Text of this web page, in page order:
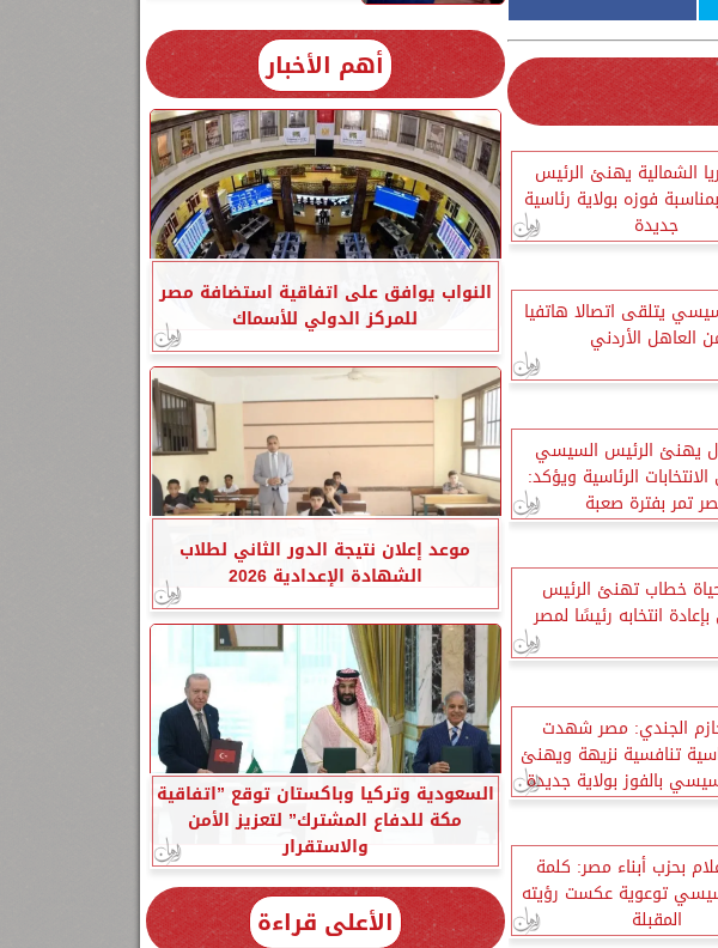
الشمالية يهنئ الرئيس
فوزه بولاية رئاسية
جديدة
يتلقى اتصالا هاتفيا
العاهل الأردني
يهنئ الرئيس السيسي
الرئاسية ويؤكد:
تمر بفترة صعبة
حياة خطاب تهنئ الرئيس
انتخابه رئيسًا لمصر
الجندي: مصر شهدت
تنافسية نزيهة ويهنئ
بالفوز بولاية جديدة
بحزب أبناء مصر: كلمة
توعوية عكست رؤيته
المقبلة
أهم الأخبار
النواب يوافق على اتفاقية استضافة مصر
للمركز الدولي للأسماك
موعد إعلان نتيجة الدور الثاني لطلاب
الشهادة الإعدادية 2026
السعودية وتركيا وباكستان توقع ”اتفاقية
مكة للدفاع المشترك” لتعزيز الأمن
والاستقرار
الأعلى قراءة